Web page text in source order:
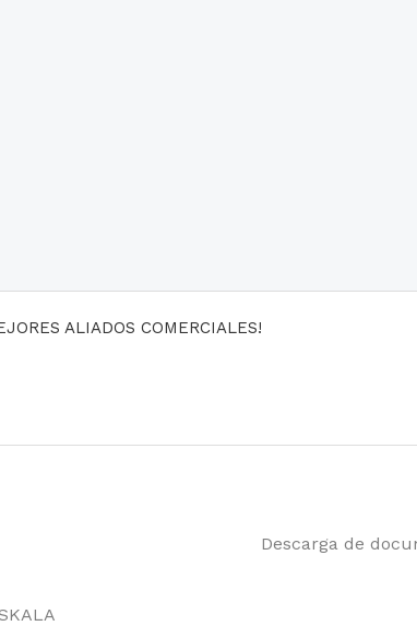
ALIADOS COMERCIALES!
Descarga de